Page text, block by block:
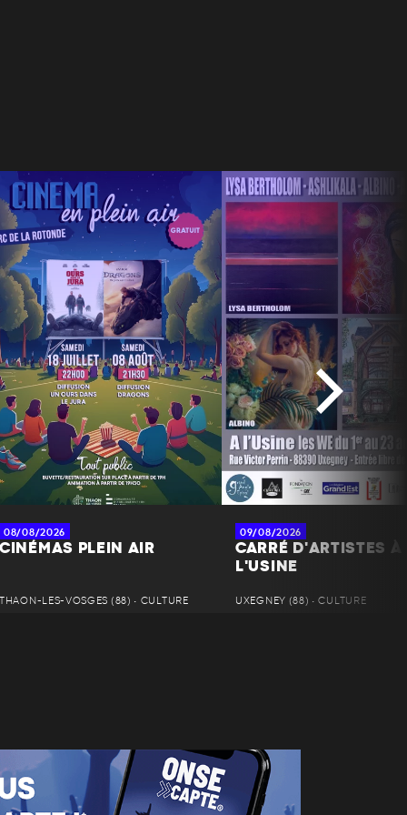
08/08/2026
CINÉMAS PLEIN AIR
THAON-LES-VOSGES (88) • CULTURE
09/08/2026
CARRÉ D'ARTISTES À
L'USINE
UXEGNEY (88) • CULTURE